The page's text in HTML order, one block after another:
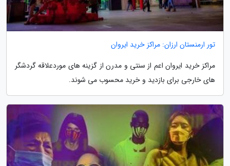
تور ارمنستان ارزان: مراکز خرید ایروان
مراکز خرید ایروان اعم از سنتی و مدرن از گزینه های موردعلاقه گردشگر
های خارجی برای بازدید و خرید محسوب می شوند.